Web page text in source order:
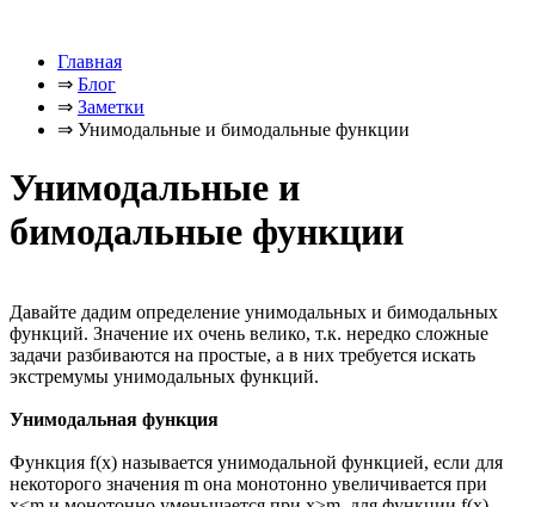
Главная
⇒ Блог
⇒ Заметки
⇒ Унимодальные и бимодальные функции
Унимодальные и
бимодальные функции
Давайте дадим определение унимодальных и бимодальных
функций. Значение их очень велико, т.к. нередко сложные
задачи разбиваются на простые, а в них требуется искать
экстремумы унимодальных функций.
Унимодальная функция
Функция f(x) называется унимодальной функцией, если для
некоторого значения m она монотонно увеличивается при